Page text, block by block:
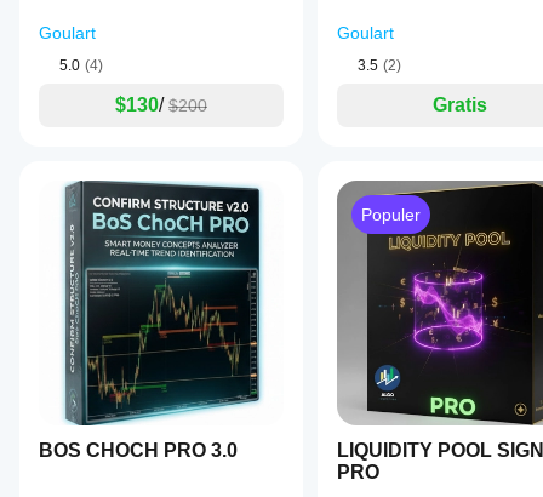
Goulart
5.0 (4)
$130/ $200
Goulart
3.5 (2)
Gratis
BOS CHOCH PRO 3.0
Populer
LIQUIDITY POOL
PRO